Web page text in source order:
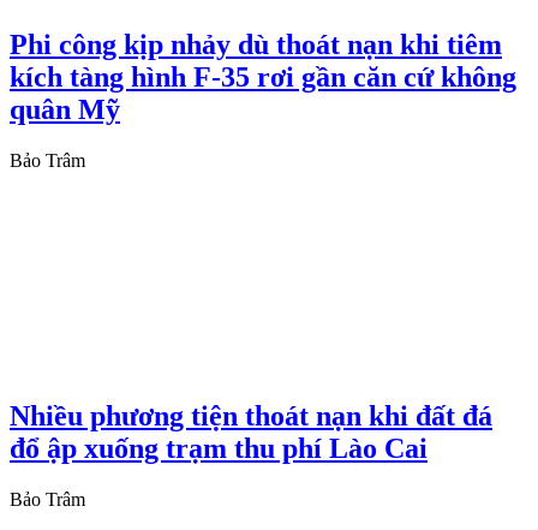
Phi công kịp nhảy dù thoát nạn khi tiêm
kích tàng hình F-35 rơi gần căn cứ không
quân Mỹ
Bảo Trâm
Nhiều phương tiện thoát nạn khi đất đá
đổ ập xuống trạm thu phí Lào Cai
Bảo Trâm